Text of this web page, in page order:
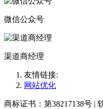
微信公众号
渠道商经理
友情链接:
网站优化
商标证书：第38217138号 |